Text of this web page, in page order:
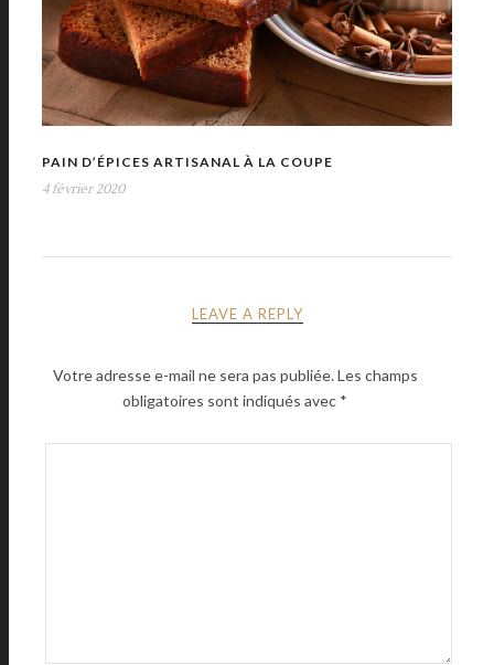
PAIN D’ÉPICES ARTISANAL À LA COUPE
4 février 2020
LEAVE A REPLY
Votre adresse e-mail ne sera pas publiée.Les champs
obligatoires sont indiqués avec *